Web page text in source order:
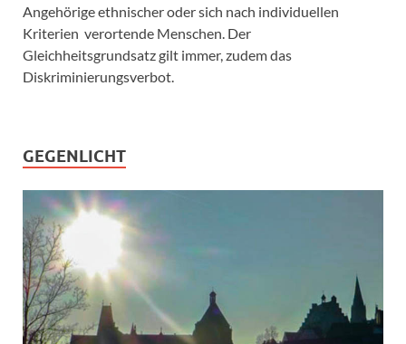
Angehörige ethnischer oder sich nach individuellen
Kriterien verortende Menschen. Der
Gleichheitsgrundsatz gilt immer, zudem das
Diskriminierungsverbot.
GEGENLICHT